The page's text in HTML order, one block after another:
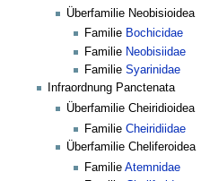
Überfamilie Neobisioidea
Familie Bochicidae
Familie Neobisiidae
Familie Syarinidae
Infraordnung Panctenata
Überfamilie Cheiridioidea
Familie Cheiridiidae
Überfamilie Cheliferoidea
Familie Atemnidae